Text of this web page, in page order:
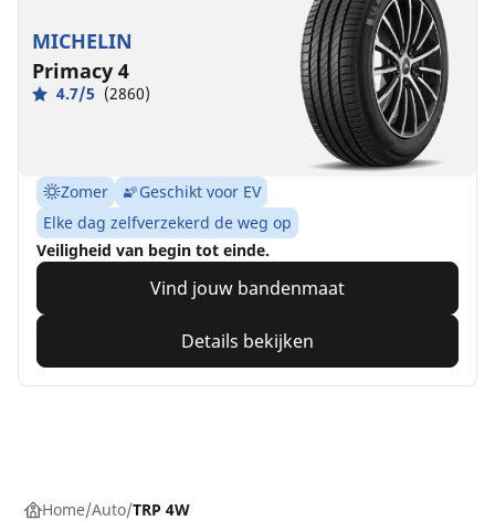
MICHELIN
Primacy 4
4.7/5 (2860)
Zomer
Geschikt voor EV
Elke dag zelfverzekerd de weg op
Veiligheid van begin tot einde.
Vind jouw bandenmaat
Details bekijken
Home Auto TRP 4W